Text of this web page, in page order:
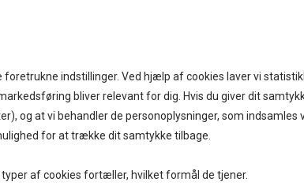
indstillinger. Ved hjælp af cookies laver vi
bliver relevant for dig. Hvis du giver dit
og at vi behandler de personoplysninger, som indsamles
for at trække dit samtykke tilbage.
af cookies fortæller, hvilket formål de tjener.
SKO ACCESSORIES